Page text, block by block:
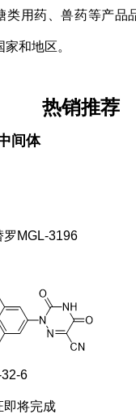
类用药、兽药等产品
和地区。
热销推荐
间体
MGL-3196
6
即将完成